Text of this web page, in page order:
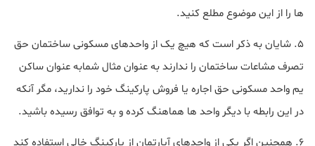
ها را از این موضوع مطلع کنید.
5. شایان به ذکر است که هیچ یک از واحدهای مسکونی ساختمان حق
تصرف مشاعات ساختمان را ندارند به عنوان مثال شمابه عنوان ساکن
یم واحد مسکونی حق اجاره یا فروش پارکینگ خود را ندارید، مگر آنکه
در این رابطه با دیگر واحد ها هماهنگ کرده و به توافق رسیده باشید.
6. همچنین اگر یکی از واحدهای آپارتمان از پارکینگ خالی استفاده کند